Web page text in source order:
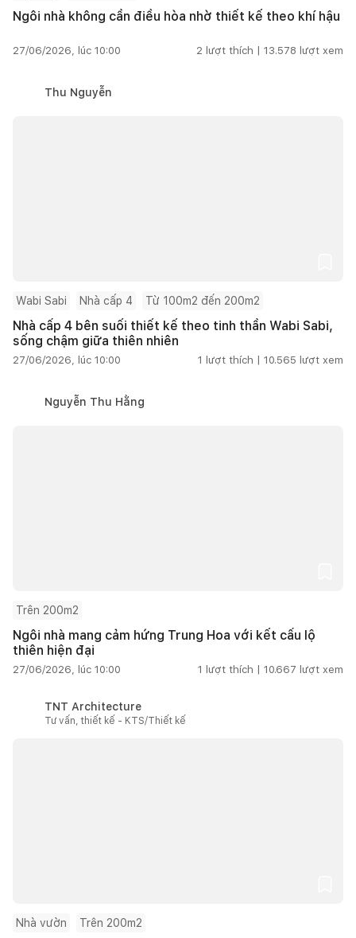
Ngôi nhà không cần điều hòa nhờ thiết kế theo khí hậu
27/06/2026, lúc 10:00 2 lượt thích | 13.578 lượt xem
Thu Nguyễn
Wabi Sabi Nhà cấp 4 Từ 100m2 đến 200m2
Nhà cấp 4 bên suối thiết kế theo tinh thần Wabi Sabi,
sống chậm giữa thiên nhiên
27/06/2026, lúc 10:00 1 lượt thích | 10.565 lượt xem
Nguyễn Thu Hằng
Trên 200m2
Ngôi nhà mang cảm hứng Trung Hoa với kết cấu lộ
thiên hiện đại
27/06/2026, lúc 10:00 1 lượt thích | 10.667 lượt xem
TNT Architecture
Tư vấn, thiết kế - KTS/Thiết kế
Nhà vườn Trên 200m2